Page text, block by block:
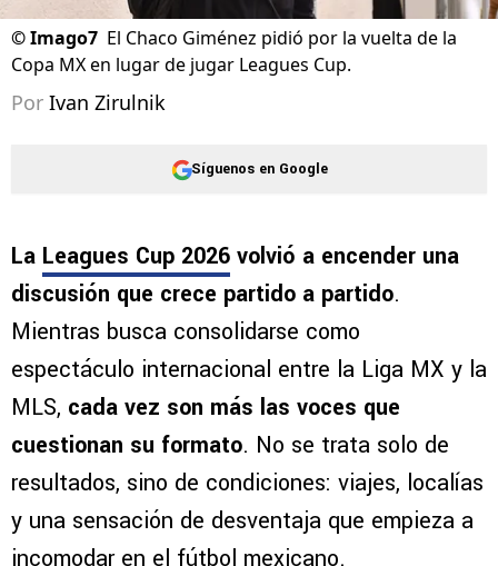
©Imago7 El Chaco Giménez pidió por la vuelta de la
Copa MX en lugar de jugar Leagues Cup.
Por Ivan Zirulnik
Síguenos en Google
La Leagues Cup 2026 volvió a encender una
discusión que crece partido a partido.
Mientras busca consolidarse como
espectáculo internacional entre la Liga MX y la
MLS, cada vez son más las voces que
cuestionan su formato. No se trata solo de
resultados, sino de condiciones: viajes, localías
y una sensación de desventaja que empieza a
incomodar en el fútbol mexicano.